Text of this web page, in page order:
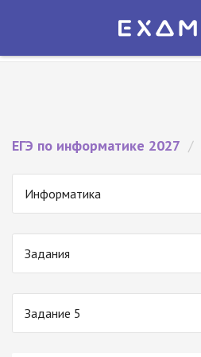
Экзамер — ЕГЭ 2027
ЕГЭ по информатике 2027 /
Информатика
Задания
Задание 5